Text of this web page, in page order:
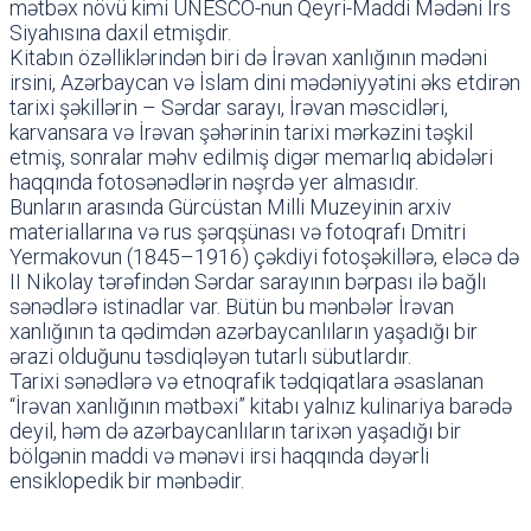
mətbəx növü kimi UNESCO-nun Qeyri-Maddi Mədəni İrs
Siyahısına daxil etmişdir.
Kitabın özəlliklərindən biri də İrəvan xanlığının mədəni
irsini, Azərbaycan və İslam dini mədəniyyətini əks etdirən
tarixi şəkillərin – Sərdar sarayı, İrəvan məscidləri,
karvansara və İrəvan şəhərinin tarixi mərkəzini təşkil
etmiş, sonralar məhv edilmiş digər memarlıq abidələri
haqqında fotosənədlərin nəşrdə yer almasıdır.
Bunların arasında Gürcüstan Milli Muzeyinin arxiv
materiallarına və rus şərqşünası və fotoqrafı Dmitri
Yermakovun (1845–1916) çəkdiyi fotoşəkillərə, eləcə də
II Nikolay tərəfindən Sərdar sarayının bərpası ilə bağlı
sənədlərə istinadlar var. Bütün bu mənbələr İrəvan
xanlığının ta qədimdən azərbaycanlıların yaşadığı bir
ərazi olduğunu təsdiqləyən tutarlı sübutlardır.
Tarixi sənədlərə və etnoqrafik tədqiqatlara əsaslanan
“İrəvan xanlığının mətbəxi” kitabı yalnız kulinariya barədə
deyil, həm də azərbaycanlıların tarixən yaşadığı bir
bölgənin maddi və mənəvi irsi haqqında dəyərli
ensiklopedik bir mənbədir.